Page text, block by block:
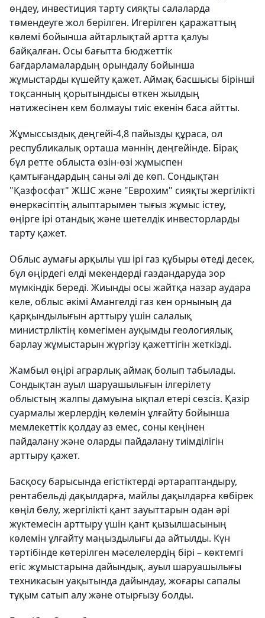
өңдеу, инвестиция тарту сияқты салаларда
төмендеуге жол берілген. Игерілген қаражаттың
көлемі бойынша айтарлықтай артта қалуы
байқалған. Осы бағытта бюджеттік
бағдарламалардың орындалу бойынша
жұмыстарды күшейту қажет. Аймақ басшысы бірінші
тоқсанның қорытындысы өткен жылдың
нәтижесінен кем болмауы тиіс екенін баса айтты.
Жұмыссыздық деңгейі-4,8 пайызды құраса, ол
республикалық орташа мәннің деңгейінде. Бірақ
бұл ретте облыста өзін-өзі жұмыспен
қамтығандардың саны әлі де көп. Сондықтан
"Қазфосфат" ЖШС және "Еврохим" сияқты жергілікті
өнеркәсіптің алыптарымен тығыз жұмыс істеу,
өңірге ірі отандық және шетелдік инвесторларды
тарту қажет.
Облыс аумағы арқылы үш ірі газ құбыры өтеді десек,
бұл өңірдегі елді мекендерді газдандаруда зор
мүмкіндік береді. Жиынды осы жайтқа назар аудара
келе, облыс әкімі Амангелді газ кен орнының да
қарқындылығын арттыру үшін салалық
министрліктің көмегімен ауқымды геологиялық
барлау жұмыстарын жүргізу қажеттігін жеткізді.
Жамбыл өңірі аграрлық аймақ болып табылады.
Сондықтан ауыл шаруашылығын ілгерілету
облыстың жалпы дамуына ықпал етері сөзсіз. Қазір
суармалы жерлердің көлемін ұлғайту бойынша
мемлекеттік қолдау аз емес, соны кеңінен
пайдалану және оларды пайдалану тиімділігін
арттыру қажет.
Басқосу барысында егістіктерді әртараптандыру,
рентабельді дақылдарға, майлы дақылдарға көбірек
көңіл бөлу, жергілікті қант зауыттарын одан әрі
жүктемесін арттыру үшін қант қызылшасының
көлемін ұлғайту маңыздылығы да айтылды. Күн
тәртібінде көтерілген мәселелердің бірі – көктемгі
егіс жұмыстарына дайындық, ауыл шаруашылығы
техникасын уақытында дайындау, жоғары сапалы
тұқым сатып алу және отырғызу болды.